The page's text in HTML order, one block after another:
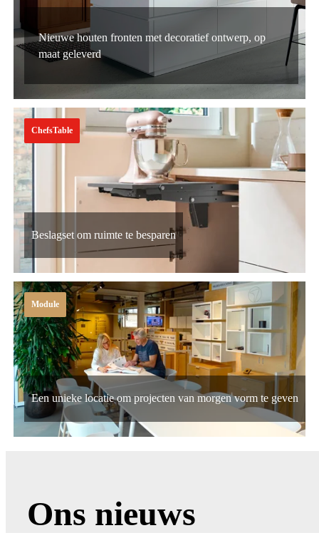
​Nieuwe houten fronten met decoratief ontwerp, op
maat geleverd
ChefsTable
Beslagset om ruimte te besparen
Module
Een unieke locatie om projecten van morgen vorm te geven
Ons nieuws